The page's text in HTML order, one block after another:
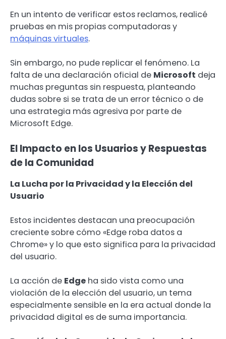
En un intento de verificar estos reclamos, realicé
pruebas en mis propias computadoras y
máquinas virtuales.
Sin embargo, no pude replicar el fenómeno. La
falta de una declaración oficial de Microsoft deja
muchas preguntas sin respuesta, planteando
dudas sobre si se trata de un error técnico o de
una estrategia más agresiva por parte de
Microsoft Edge.
El Impacto en los Usuarios y Respuestas
de la Comunidad
La Lucha por la Privacidad y la Elección del
Usuario
Estos incidentes destacan una preocupación
creciente sobre cómo «Edge roba datos a
Chrome» y lo que esto significa para la privacidad
del usuario.
La acción de Edge ha sido vista como una
violación de la elección del usuario, un tema
especialmente sensible en la era actual donde la
privacidad digital es de suma importancia.